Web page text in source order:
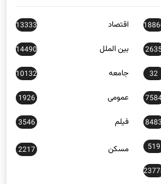
14490
32 جامعه 10132
عمومی 1926
فیلم 3546
519
2217